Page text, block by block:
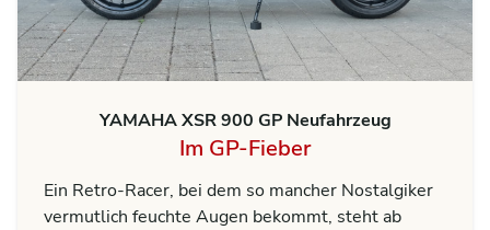
YAMAHA XSR 900 GP Neufahrzeug
Im GP-Fieber
Ein Retro-Racer, bei dem so mancher Nostalgiker
vermutlich feuchte Augen bekommt, steht ab